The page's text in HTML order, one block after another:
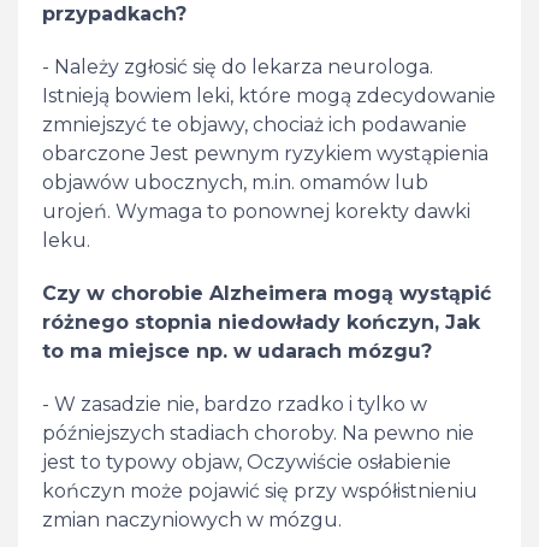
przypadkach?
- Należy zgłosić się do lekarza neurologa.
Istnieją bowiem leki, które mogą zdecydowanie
zmniejszyć te objawy, chociaż ich podawanie
obarczone Jest pewnym ryzykiem wystąpienia
objawów ubocznych, m.in. omamów lub
urojeń. Wymaga to ponownej korekty dawki
leku.
Czy w chorobie Alzheimera mogą wystąpić
różnego stopnia niedowłady kończyn, Jak
to ma miejsce np. w udarach mózgu?
- W zasadzie nie, bardzo rzadko i tylko w
późniejszych stadiach choroby. Na pewno nie
jest to typowy objaw, Oczywiście osłabienie
kończyn może pojawić się przy współistnieniu
zmian naczyniowych w mózgu.